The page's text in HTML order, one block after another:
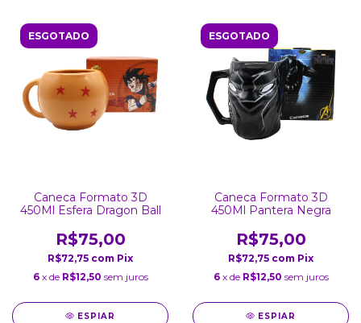
ESGOTADO
Caneca Formato 3D
450Ml Esfera Dragon Ball
R$75,00
R$72,75 com Pix
6 x de R$12,50 sem juros
ESPIAR
ESGOTADO
Caneca Formato 3D
450Ml Pantera Negra
R$75,00
R$72,75 com Pix
6 x de R$12,50 sem juros
ESPIAR